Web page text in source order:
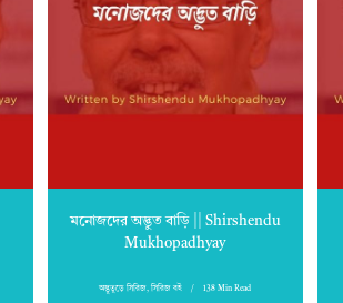
মনোজদের অদ্ভুত বাড়ি || Shirshendu
Mukhopadhyay
অদ্ভুতুড়ে সিরিজ,সিরিজ বই 138 Min Read